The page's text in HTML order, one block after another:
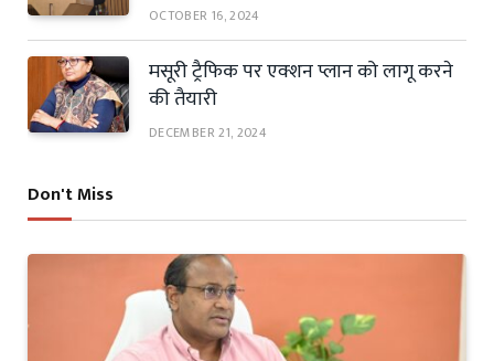
OCTOBER 16, 2024
मसूरी ट्रैफिक पर एक्शन प्लान को लागू करने
की तैयारी
DECEMBER 21, 2024
Don't Miss